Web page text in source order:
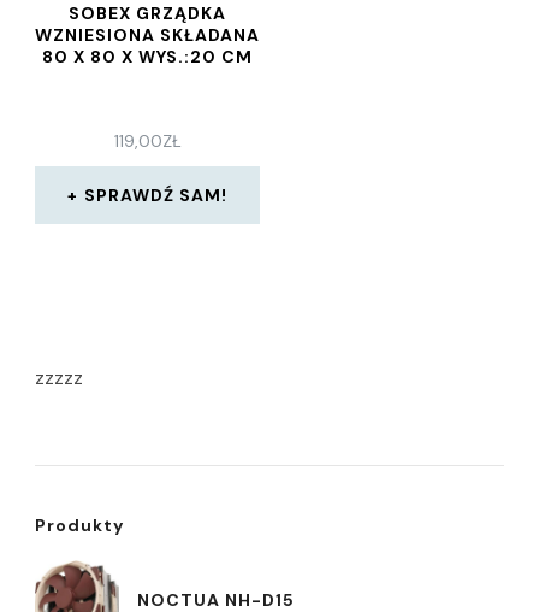
SOBEX GRZĄDKA
WZNIESIONA SKŁADANA
80 X 80 X WYS.:20 CM
119,00ZŁ
SPRAWDŹ SAM!
zzzzz
Produkty
NOCTUA NH-D15